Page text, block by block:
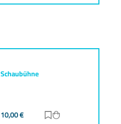
Schaubühne
10,00€ Zur Merkliste